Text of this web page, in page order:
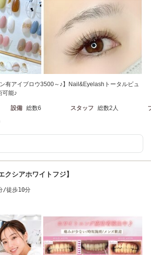
有アイブロウ3500～♪】Nail&Eyelashトータルビュ
可能♪
設備 総数6 スタッフ 総数2人
シアホワイトフジ】
/徒歩10分